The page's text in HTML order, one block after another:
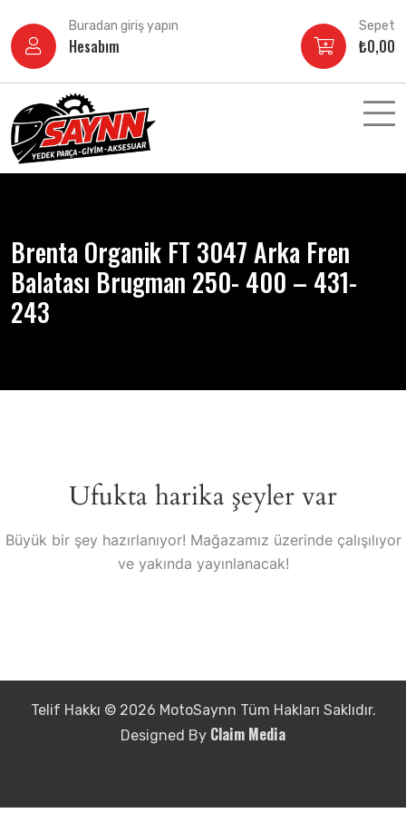
atla
Buradan giriş yapın
Hesabım
Sepet
₺0,00
Brenta Organik FT 3047 Arka Fren
Balatası Brugman 250- 400 – 431-
243
Ufukta harika şeyler var
Büyük bir şey hazırlanıyor! Mağazamız üzerinde çalışılıyor
ve yakında yayınlanacak!
Telif Hakkı © 2026 MotoSaynn Tüm Hakları Saklıdır.
Designed By Claim Media